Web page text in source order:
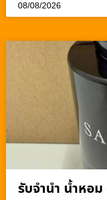
08/08/2026
รับจำนำ น้ำหอ